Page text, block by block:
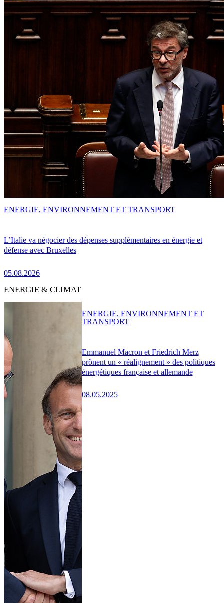
L’Italie va négocier des dépenses supplémentaires en énergie et
défense avec Bruxelles
05.08.2026
ENERGIE, ENVIRONNEMENT ET TRANSPORT
ENERGIE & CLIMAT
Emmanuel Macron et Friedrich Merz
prônent un « réalignement » des politiques
énergétiques française et allemande
08.05.2025
ENERGIE, ENVIRONNEMENT ET
TRANSPORT